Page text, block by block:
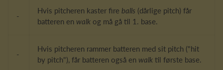
-
Hvis pitcheren kaster fire balls (dårlige pitch) får
batteren en walk og må gå til 1. base.
-
Hvis pitcheren rammer batteren med sit pitch ("hit
by pitch"), får batteren også en walk til første base.